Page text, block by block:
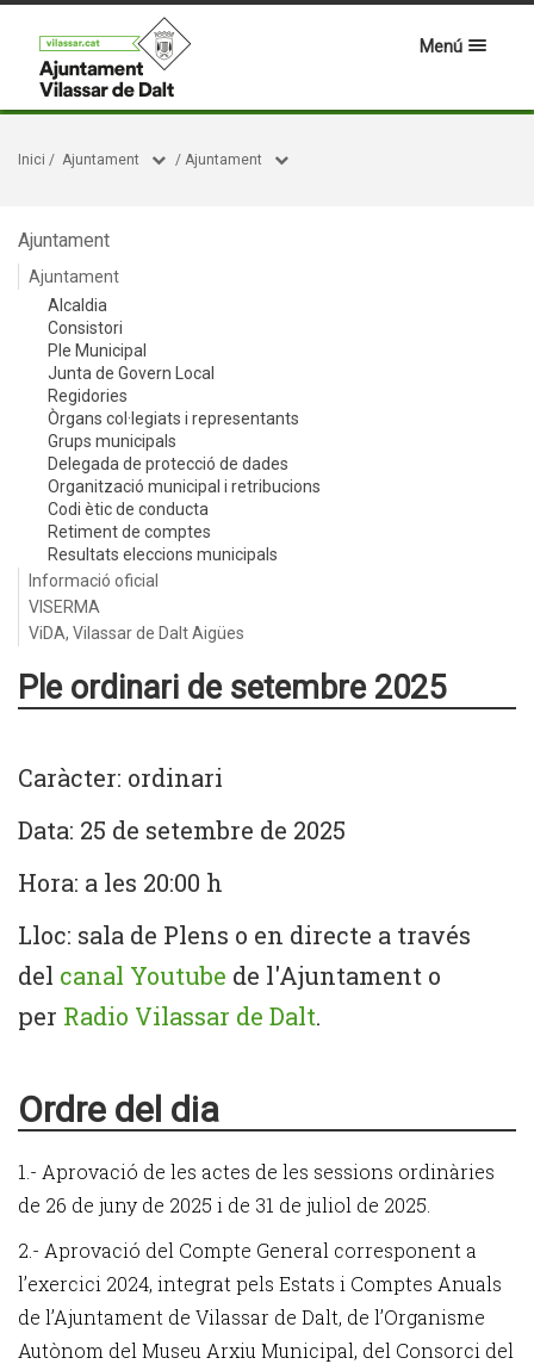
Menú
Inici / Ajuntament / Ajuntament
Ajuntament
Ajuntament
Alcaldia
Consistori
Ple Municipal
Junta de Govern Local
Regidories
Òrgans col·legiats i representants
Grups municipals
Delegada de protecció de dades
Organització municipal i retribucions
Codi ètic de conducta
Retiment de comptes
Resultats eleccions municipals
Informació oficial
VISERMA
ViDA, Vilassar de Dalt Aigües
Ple ordinari de setembre 2025
Caràcter: ordinari
Data: 25 de setembre de 2025
Hora: a les 20:00 h
Lloc: sala de Plens o en directe a través
del canal Youtube de l'Ajuntament o
per Radio Vilassar de Dalt.
Ordre del dia
1.- Aprovació de les actes de les sessions ordinàries
de 26 de juny de 2025 i de 31 de juliol de 2025.
2.- Aprovació del Compte General corresponent a
l’exercici 2024, integrat pels Estats i Comptes Anuals
de l’Ajuntament de Vilassar de Dalt, de l’Organisme
Autònom del Museu Arxiu Municipal, del Consorci del